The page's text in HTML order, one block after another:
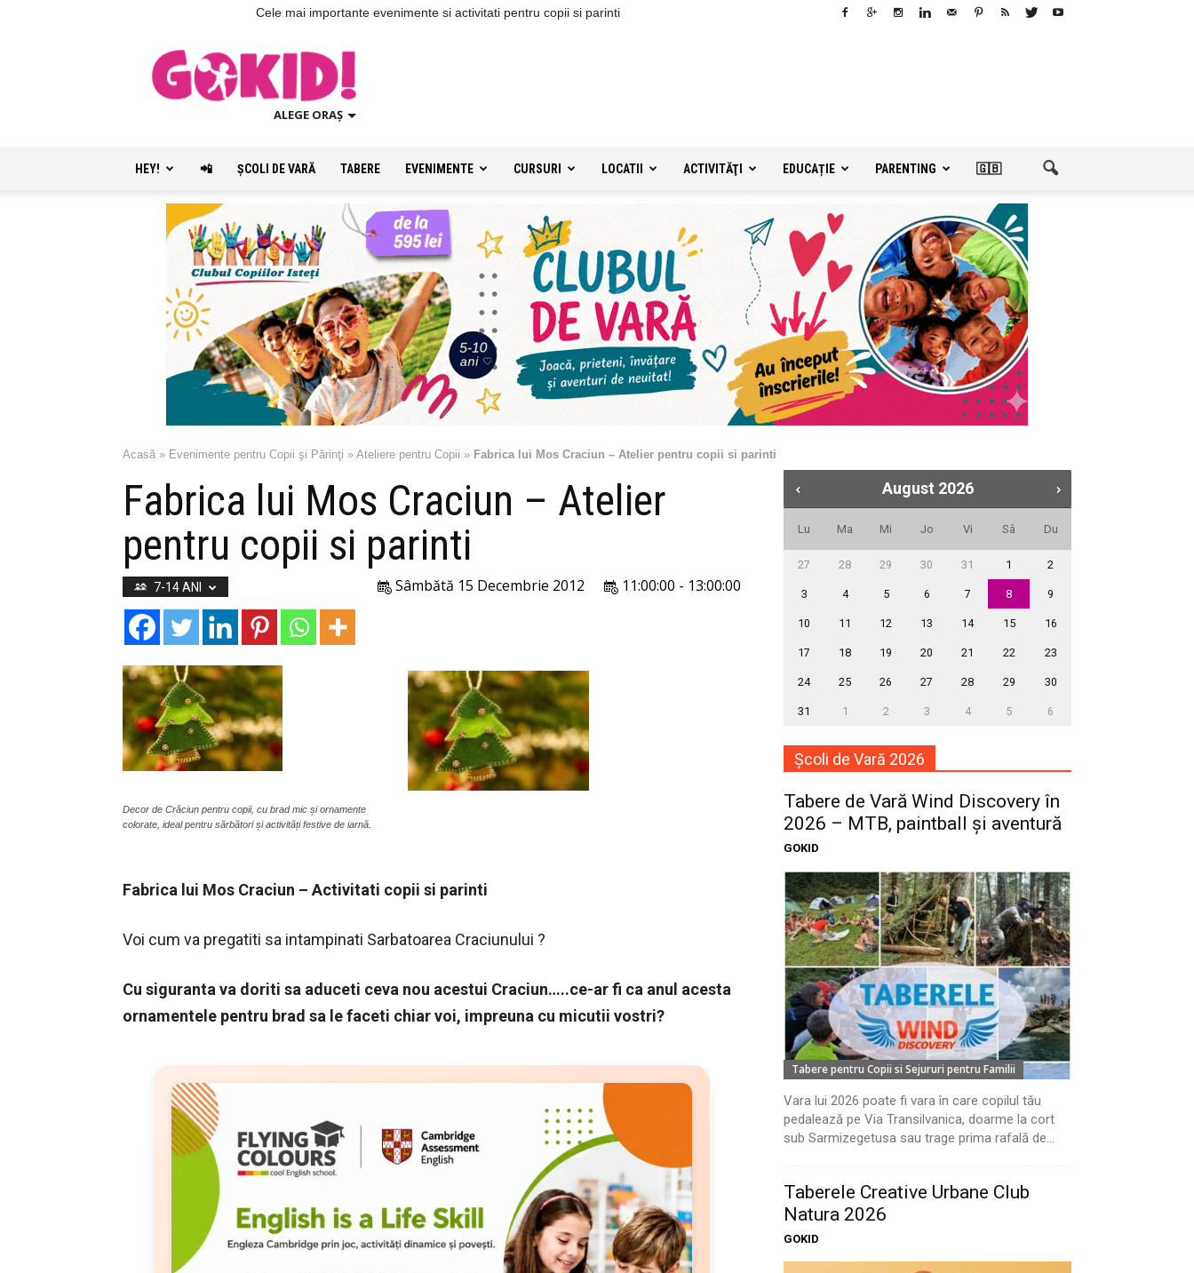
Cele mai importante evenimente si activitati pentru copii si parinti
ALEGE ORAȘ
HEY! 📲 ŞCOLI DE VARĂ TABERE EVENIMENTE CURSURI LOCATII ACTIVITĂŢI EDUCAȚIE PARENTING 🇬🇧
Acasă » Evenimente pentru Copii şi Părinţi » Ateliere pentru Copii » Fabrica lui Mos Craciun – Atelier pentru copii si parinti
Fabrica lui Mos Craciun – Atelier
pentru copii si parinti
7-14 ANI 11:00:00 - 13:00:00
Sâmbătă 15 Decembrie 2012
Decor de Crăciun pentru copii, cu brad mic și ornamente
colorate, ideal pentru sărbători și activități festive de iarnă.
Fabrica lui Mos Craciun – Activitati copii si parinti
Voi cum va pregatiti sa intampinati Sarbatoarea Craciunului ?
Cu siguranta va doriti sa aduceti ceva nou acestui Craciun…..ce-ar fi ca anul acesta
ornamentele pentru brad sa le faceti chiar voi, impreuna cu micutii vostri?
August 2026
Lu Ma Mi Jo Vi Sâ Du
27 28 29 30 31 1 2
3 4 5 6 7 8 9
10 11 12 13 14 15 16
17 18 19 20 21 22 23
24 25 26 27 28 29 30
31 1 2 3 4 5 6
Școli de Vară 2026
Tabere de Vară Wind Discovery în
2026 – MTB, paintball și aventură
GOKID
Tabere pentru Copii si Sejururi pentru Familii
Vara lui 2026 poate fi vara în care copilul tău
pedalează pe Via Transilvanica, doarme la cort
sub Sarmizegetusa sau trage prima rafală de...
Taberele Creative Urbane Club
Natura 2026
GOKID